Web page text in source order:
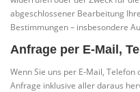
abge­schlos­se­ner Bear­bei­tung
Bestim­mun­gen – ins­be­son­de­re
Anfrage per E‑Mail,
Wenn Sie uns per E‑Mail,
Anfra­ge inklu­si­ve aller dar­aus